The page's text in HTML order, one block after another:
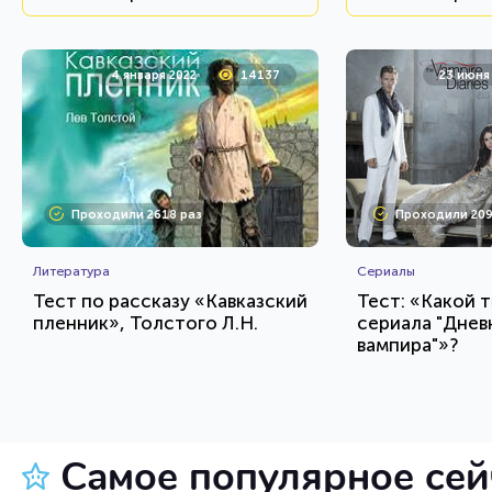
4 января 2022 14137
Проходили 2618 раз
Литература
Тест по рассказу «Кавказский
пленник», Толстого Л.Н.
23 июня
Проходили
Сериалы
Тест: «Какой
сериала
вампира"»?
Самое популярное